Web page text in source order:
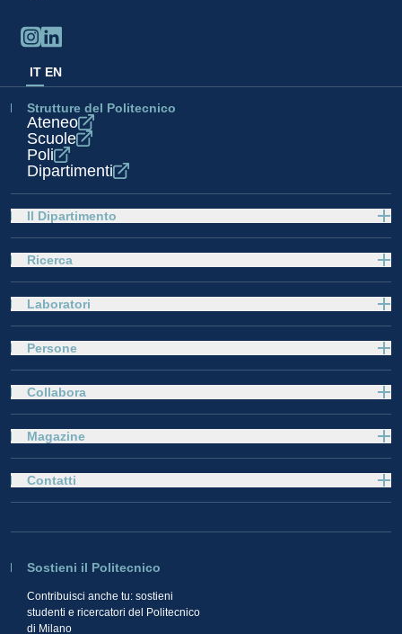
IT EN
Strutture del Politecnico
Ateneo
Scuole
Poli
Dipartimenti
Il Dipartimento
Ricerca
Laboratori
Persone
Collabora
Magazine
Sostieni il Politecnico
Contribuisci anche tu: sostieni
studenti e ricercatori del Politecnico
di Milano
Contatti